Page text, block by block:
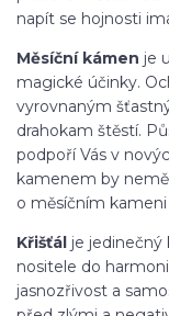
napít se hojnosti
Měsíční kámen je
magické účinky.
vyrovnaným
drahokam štěstí.
podpoří Vás v
kamenem by
o měsíčním
Křišťál je jedinečný
nositele do
jasnozřivost a